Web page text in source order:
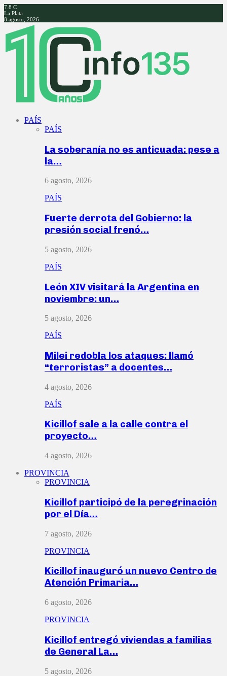
7.8 C
La Plata
8 agosto, 2026
Facebook
Twitter
Instagram
Youtube
PAÍS
PAÍS
La soberanía no es anticuada: pese a
la…
6 agosto, 2026
PAÍS
Fuerte derrota del Gobierno: la
presión social frenó…
5 agosto, 2026
PAÍS
León XIV visitará la Argentina en
noviembre: un…
5 agosto, 2026
PAÍS
Milei redobla los ataques: llamó
“terroristas” a docentes…
4 agosto, 2026
PAÍS
Kicillof sale a la calle contra el
proyecto…
4 agosto, 2026
PROVINCIA
PROVINCIA
Kicillof participó de la peregrinación
por el Día…
7 agosto, 2026
PROVINCIA
Kicillof inauguró un nuevo Centro de
Atención Primaria…
6 agosto, 2026
PROVINCIA
Kicillof entregó viviendas a familias
de General La…
5 agosto, 2026